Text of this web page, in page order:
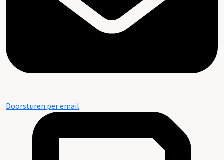
Doorsturen per email